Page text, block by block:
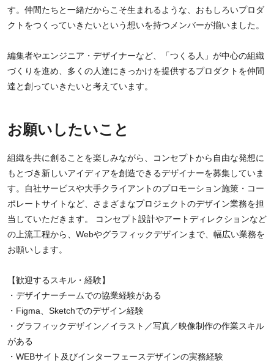
す。仲間たちと一緒だからこそ生まれるような、おもしろいプロダ
クトをつくっていきたいという想いを持つメンバーが揃いました。
編集者やエンジニア・デザイナーなど、「つくる人」が中心の組織
づくりを進め、多くの人達にきっかけを提供するプロダクトを仲間
達と創っていきたいと考えています。
お願いしたいこと
組織を共に創ることを楽しみながら、コンセプトから自由な発想に
もとづき新しいアイディアを創造できるデザイナーを募集していま
す。自社サービスや大手クライアントのプロモーション施策・コー
ポレートサイトなど、さまざまなプロジェクトのデザイン業務を担
当していただきます。 コンセプト設計やアートディレクションなど
の上流工程から、Webやグラフィックデザインまで、幅広い業務を
お願いします。
【歓迎するスキル・経験】
・デザイナーチームでの協業経験がある
・Figma、Sketchでのデザイン経験
・グラフィックデザイン／イラスト／写真／映像制作の作業スキル
がある
・WEBサイト及びインターフェースデザインの実務経験